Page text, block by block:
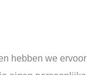
hebben we ervoor